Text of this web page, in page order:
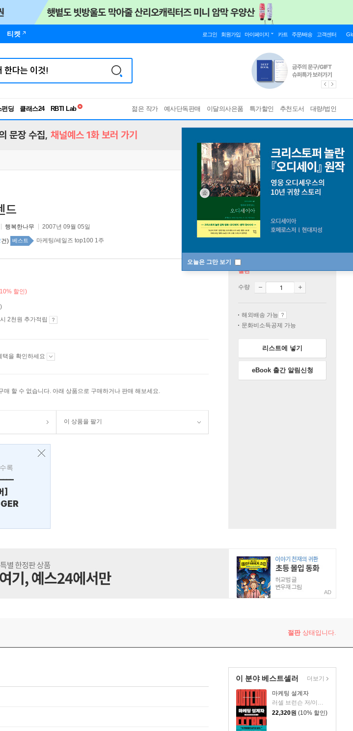
티켓 로그인 회원가입 마이페이지 카트 주문/배송 고객센터
펀딩 클래스24
RBTI Lab
독서유형검사
젊은 작가 예사단독판매 이달의사은품 특가할인 추천도서 대량/법인
오늘은 그만 보기
문장 수집, 채널예스 1화 보러 가기
드
행복한나무 2007년 09월 05일
건) 베스트 마케팅/세일즈 top100 1주
할인)
2천원 추가적립
택을 확인하세요
매 할 수 없습니다. 아래 상품으로 구매하거나 판매 해보세요.
이 상품을 팔기
록
]
절판
수량
해외배송 가능
문화비소득공제 가능
리스트에 넣기
eBook 출간 알림신청
AD
절판상태입니다.
이 분야 베스트셀러
마케팅 설계자
러셀 브런슨 저/이경식 역
22,320원 (10% 할인)
더보기